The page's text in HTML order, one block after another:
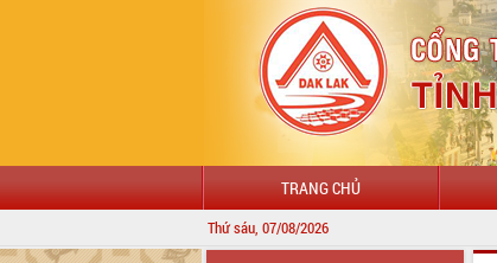
TRANG CHỦ
Thứ sáu, 07/08/2026